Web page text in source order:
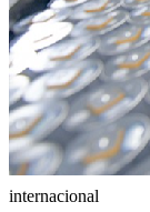
internacional